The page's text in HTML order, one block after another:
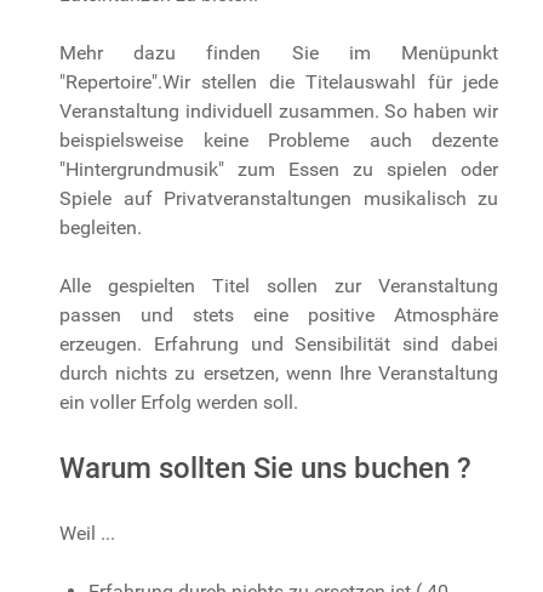
Mehr dazu finden Sie im Menüpunkt
"Repertoire".Wir stellen die Titelauswahl für jede
Veranstaltung individuell zusammen. So haben wir
beispielsweise keine Probleme auch dezente
"Hintergrundmusik" zum Essen zu spielen oder
Spiele auf Privatveranstaltungen musikalisch zu
begleiten.
Alle gespielten Titel sollen zur Veranstaltung
passen und stets eine positive Atmosphäre
erzeugen. Erfahrung und Sensibilität sind dabei
durch nichts zu ersetzen, wenn Ihre Veranstaltung
ein voller Erfolg werden soll.
Warum sollten Sie uns buchen ?
Weil ...